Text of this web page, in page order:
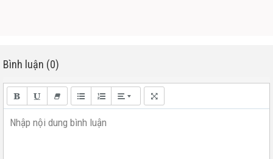
Bình luận (0)
Nhập nội dung bình luận